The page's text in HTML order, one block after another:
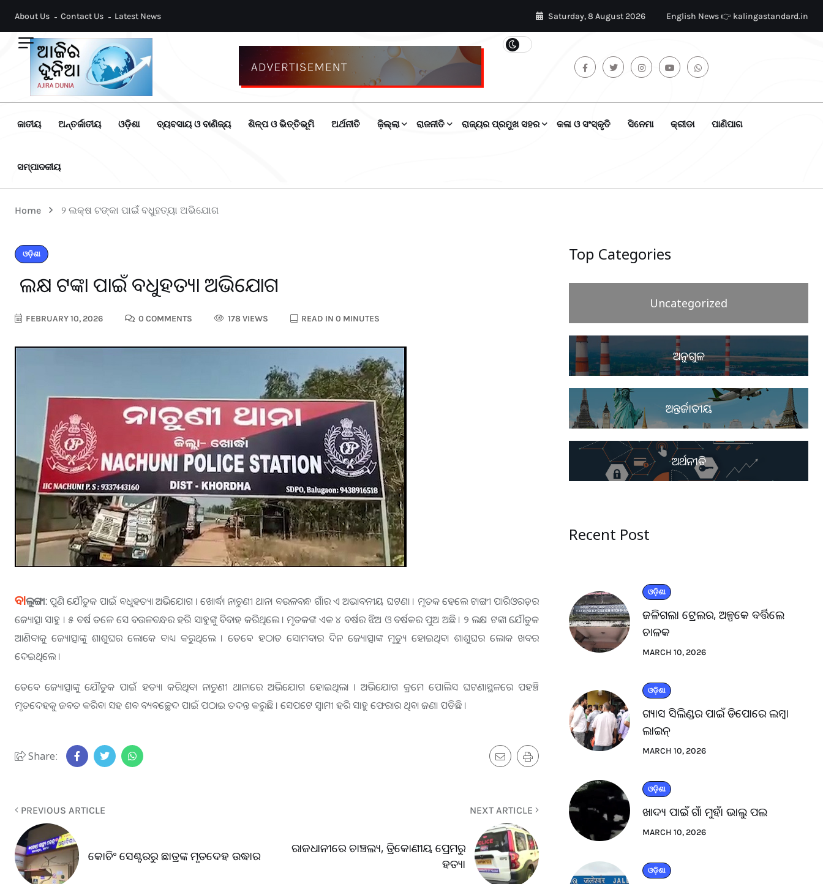
About Us Contact Us Latest News Saturday, 8 August 2026 English News 👉 kalingastandard.in
ଜାତୀୟ ଅନ୍ତର୍ଜାତୀୟ ଓଡ଼ିଶା ବ୍ୟବସାୟ ଓ ବାଣିଜ୍ୟ ଶିଳ୍ପ ଓ ଭିତ୍ତିଭୂମି ଅର୍ଥନୀତି ଜ଼ିଲ୍ଲା ରାଜନୀତି ରାଜ୍ୟର ପ୍ରମୁଖ ସହର କଳା ଓ ସଂସ୍କୃତି ସିନେମା କ୍ରୀଡା ପାଣିପାଗ
ସମ୍ପାଦକୀୟ
Home ୨ ଲକ୍ଷ ଟଙ୍କା ପାଇଁ ବଧୁହତ୍ୟା ଅଭିଯୋଗ
ଓଡ଼ିଶା
୨ ଲକ୍ଷ ଟଙ୍କା ପାଇଁ ବଧୁହତ୍ୟା ଅଭିଯୋଗ
FEBRUARY 10, 2026 0 COMMENTS 178 VIEWS READ IN 0 MINUTES
ବାଲୁଙ୍ଗା: ପୁଣି ଯୌତୁକ ପାଇଁ ବଧୁହତ୍ୟା ଅଭିଯୋଗ । ଖୋର୍ଦ୍ଧା ନାଚୁଣୀ ଥାନା ବଉଳବନ୍ଧ ଗାଁର ଏ ଅଭାବନୀୟ ଘଟଣା । ମୃତକ ହେଲେ ଟାଙ୍ଗୀ ପାରିଓରଡ଼ର
ଜ୍ୟୋତ୍ସା ସାହୁ । ୫ ବର୍ଷ ତଳେ ସେ ବଉଳବନ୍ଧର ହରି ସାହୁଙ୍କୁ ବିବାହ କରିଥିଲେ । ମୃତକଙ୍କ ଏକ ୪ ବର୍ଷର ଝିଅ ଓ ବର୍ଷକର ପୁଅ ଅଛି । ୨ ଲକ୍ଷ ଟଙ୍କା ଯୌତୁକ
ଆଣିବାକୁ ଜ୍ୟୋତ୍ସାଙ୍କୁ ଶାଶୁଘର ଲୋକେ ବାଧ୍ୟ କରୁଥିଲେ । ତେବେ ହଠାତ ସୋମବାର ଦିନ ଜ୍ୟୋତ୍ସାଙ୍କ ମୃତ୍ୟୁ ହୋଇଥିବା ଶାଶୁଘର ଲୋକ ଖବର
ଦେଇଥିଲେ ।
ତେବେ ଜ୍ୟୋତ୍ସାଙ୍କୁ ଯୌତୁକ ପାଇଁ ହତ୍ୟା କରିଥିବା ନାଚୁଣୀ ଥାନାରେ ଅଭିଯୋଗ ହୋଇଥିଲା । ଅଭିଯୋଗ କ୍ରମେ ପୋଲିସ ଘଟଣାସ୍ଥଳରେ ପହଞ୍ଚି
ମୃତଦେହକୁ ଜବତ କରିବା ସହ ଶବ ବ୍ୟବଚ୍ଛେଦ ପାଇଁ ପଠାଇ ତଦନ୍ତ କରୁଛି । ସେପଟେ ସ୍ୱାମୀ ହରି ସାହୁ ଫେରାର ଥିବା ଜଣା ପଡିଛି ।
Share:
PREVIOUS ARTICLE
କୋଚିଂ ସେଣ୍ଟରରୁ ଛାତ୍ରଙ୍କ ମୃତଦେହ ଉଦ୍ଧାର
NEXT ARTICLE
ରାଜଧାନୀରେ ଚାଞ୍ଚଲ୍ୟ, ତ୍ରିକୋଣୀୟ ପ୍ରେମରୁ
ହତ୍ୟା
Top Categories
Uncategorized
ଅନୁଗୁଳ
ଅନ୍ତର୍ଜାତୀୟ
ଅର୍ଥନୀତି
Recent Post
ଓଡ଼ିଶା
ଜଳିଗଲା ଟ୍ରେଲର, ଅଳ୍ପକେ ବର୍ତ୍ତିଲେ
ଚାଳକ
MARCH 10, 2026
ଓଡ଼ିଶା
ଗ୍ୟାସ ସିଲିଣ୍ଡର ପାଇଁ ଡିପୋରେ ଲମ୍ବା
ଲାଇନ୍
MARCH 10, 2026
ଓଡ଼ିଶା
ଖାଦ୍ୟ ପାଇଁ ଗାଁ ମୁହାଁ ଭାଲୁ ପଲ
MARCH 10, 2026
ଓଡ଼ିଶା